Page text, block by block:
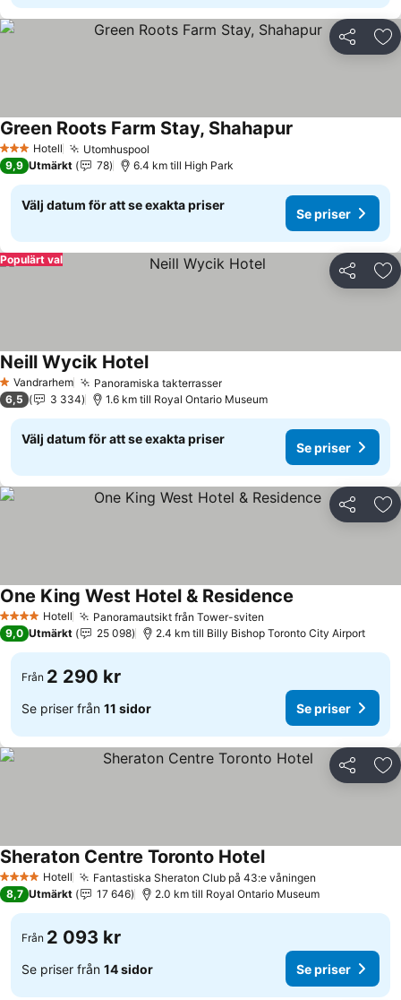
Dela
3 StjärnorHotell Utomhuspool
Green Roots Farm Stay, Shahapur
9,9 Utmärkt 78 6.4 km till High Park
Välj datum för att se exakta priser
Se priser
Dela
Populärt val
1 Stjärnor
Vandrarhem Panoramiska takterrasser
Neill Wycik Hotel
6,5 3 334 1.6 km till Royal Ontario Museum
Välj datum för att se exakta priser
Se priser
Dela
4 StjärnorHotell Panoramautsikt från Tower-sviten
One King West Hotel & Residence
9,0 Utmärkt 25 098 2.4 km till Billy Bishop Toronto City Airport
Från 2 290 kr
Se priser från 11 sidor Se priser
Dela
4 StjärnorHotell Fantastiska Sheraton Club på 43:e våningen
Sheraton Centre Toronto Hotel
8,7 Utmärkt 17 646 2.0 km till Royal Ontario Museum
Från 2 093 kr
Se priser från 14 sidor Se priser